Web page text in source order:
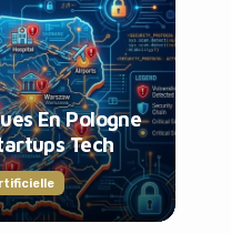
En Pologne
Tech